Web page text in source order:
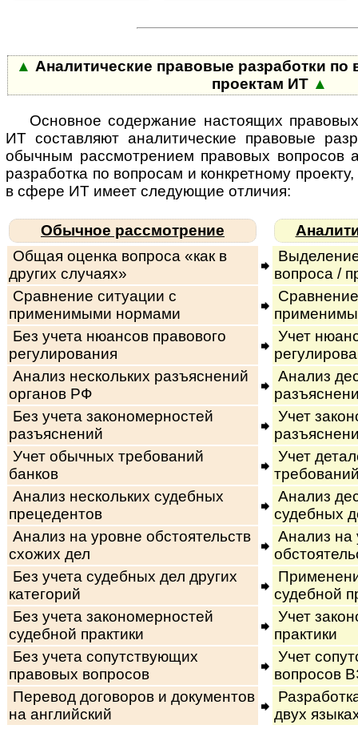
▲ Аналитические правовые разработки по
проектам ИТ ▲
Основное содержание настоящих
ИТ со­став­ля­ют ана­ли­ти­чес­кие пра­во­вые
обычным рас­смот­ре­ни­ем правовых вопросов
раз­ра­бот­ка по вопросам и кон­к­рет­ному
в сфере ИТ имеет следующие отличия:
Обычное рассмотрение
Общая оценка вопроса «как в
других случаях»
вопроса /
Сравнение ситуации с
применимыми нормами
Без учета нюансов правового
регулирования
Учет
Анализ нескольких разъяснений
органов РФ
Анализ
Без учета закономерностей
разъяснений
Учет
Учет обычных требований
банков
Учет
Анализ нескольких судебных
прецедентов
Анализ
судебных
Анализ на уровне обстоятельств
схожих дел
Анализ на
Без учета судебных дел других
категорий
судебной
Без учета закономерностей
судебной практики
Учет
практики
Без учета сопутствующих
правовых вопросов
Учет
вопросов
Перевод договоров и документов
на английский
двух